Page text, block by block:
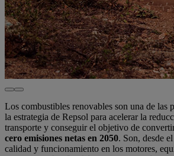
Los combustibles renovables son una de las
la estrategia de Repsol para acelerar la
transporte y conseguir el objetivo de
cero emisiones netas en 2050. Son, desde
calidad y funcionamiento en los motores,